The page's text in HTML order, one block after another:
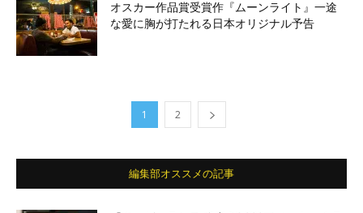
オスカー作品賞受賞作『ムーンライト』一途
な愛に胸が打たれる日本オリジナル予告
1 2
編集部オススメの記事